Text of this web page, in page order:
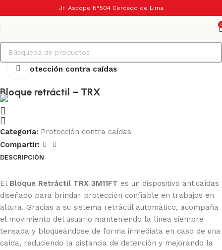
Jr. Ascope N°504 Cercado de Lima
Inicio Protección contra caídas
Haga Click para agrandar
Bloque retráctil – TRX
Categoría: Protección contra caídas
Compartir:
DESCRIPCIÓN
El Bloque Retráctil TRX 3M11FT es un dispositivo anticaídas
diseñado para brindar protección confiable en trabajos en
altura. Gracias a su sistema retráctil automático, acompaña
el movimiento del usuario manteniendo la línea siempre
tensada y bloqueándose de forma inmediata en caso de una
caída, reduciendo la distancia de detención y mejorando la